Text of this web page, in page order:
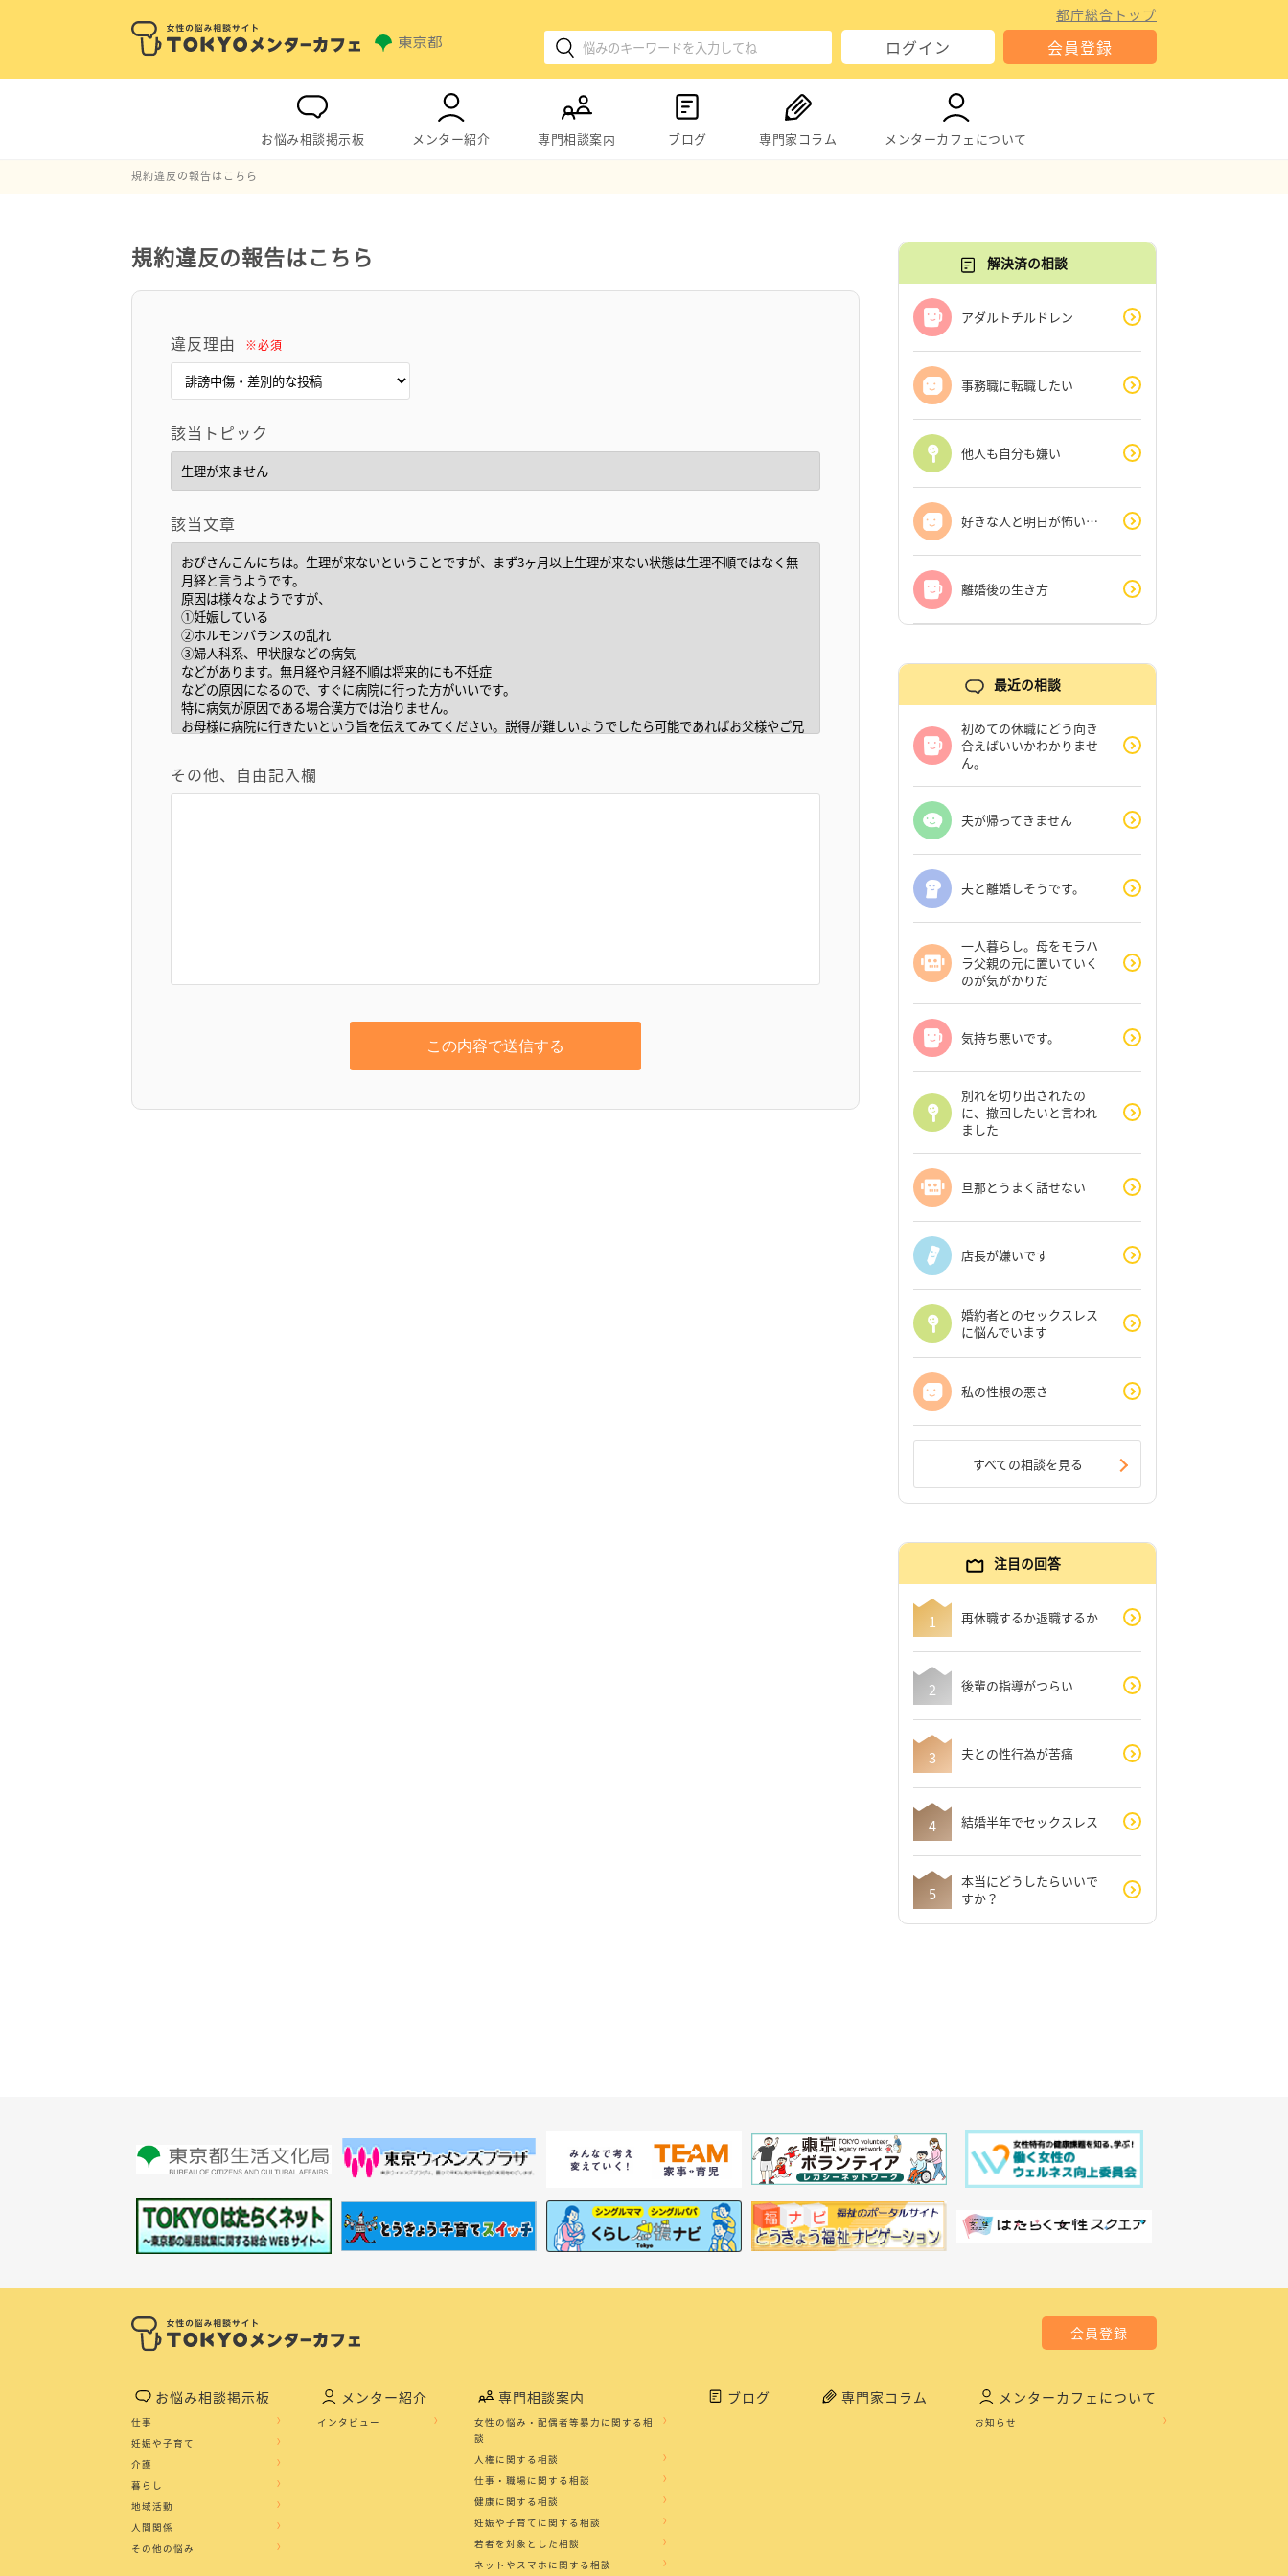
都庁総合トップ
ログイン 会員登録
お悩み相談掲示板 メンター紹介 専門相談案内 ブログ 専門家コラム メンターカフェについて
規約違反の報告はこちら
規約違反の報告はこちら
違反理由 ※必須
該当トピック
該当文章
その他、自由記入欄
この内容で送信する
解決済の相談
アダルトチルドレン
事務職に転職したい
他人も自分も嫌い
好きな人と明日が怖い…
離婚後の生き方
最近の相談
初めての休職にどう向き
合えばいいかわかりませ
ん。
夫が帰ってきません
夫と離婚しそうです。
一人暮らし。母をモラハ
ラ父親の元に置いていく
のが気がかりだ
気持ち悪いです。
別れを切り出されたの
に、撤回したいと言われ
ました
旦那とうまく話せない
店長が嫌いです
婚約者とのセックスレス
に悩んでいます
私の性根の悪さ
すべての相談を見る
注目の回答
再休職するか退職するか
後輩の指導がつらい
夫との性行為が苦痛
結婚半年でセックスレス
本当にどうしたらいいで
すか？
会員登録
お悩み相談掲示板
仕事
妊娠や子育て
介護
暮らし
地域活動
人間関係
その他の悩み
メンター紹介
インタビュー
専門相談案内
女性の悩み・配偶者等暴力に関する相
談
人権に関する相談
仕事・職場に関する相談
健康に関する相談
妊娠や子育てに関する相談
若者を対象とした相談
ネットやスマホに関する相談
ブログ 専門家コラム メンターカフェについて
お知らせ